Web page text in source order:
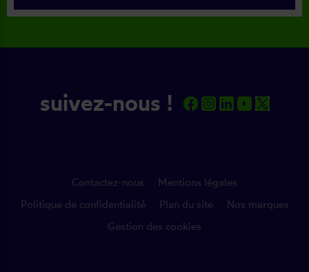
suivez-nous !
Contactez-nous
Mentions légales
Politique de confidentialité
Plan du site
Nos marques
Gestion des cookies